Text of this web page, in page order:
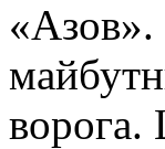
«Азов».
ворога.